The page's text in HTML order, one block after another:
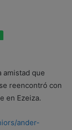
amistad que
reencontró con
en Ezeiza.
ander-